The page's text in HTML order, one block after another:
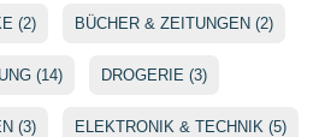
(2) BÜCHER & ZEITUNGEN (2)
(14) DROGERIE (3)
(3) ELEKTRONIK & TECHNIK (5)